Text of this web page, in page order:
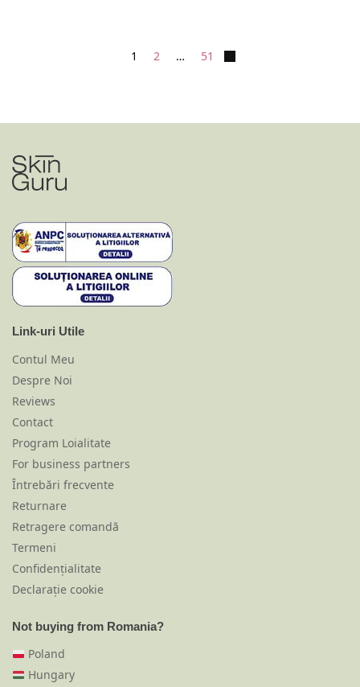
1 2 … 51
Link-uri Utile
Contul Meu
Despre Noi
Reviews
Contact
Program Loialitate
For business partners
Întrebări frecvente
Returnare
Retragere comandă
Termeni
Confidențialitate
Declarație cookie
Not buying from Romania?
Poland
Hungary